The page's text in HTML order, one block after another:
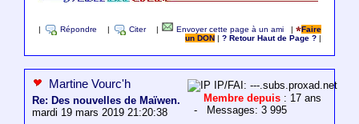
Répondre Citer Envoyer cette page à un ami |
Faire
un DON
|? Retour Haut de Page ?
Martine Vourc'h
Re: Des nouvelles de Maïwen.
mardi 19 mars 2019 21:20:38
IP/FAI: ---.subs.proxad.net
Membre depuis : 17 ans
- Messages: 3 995